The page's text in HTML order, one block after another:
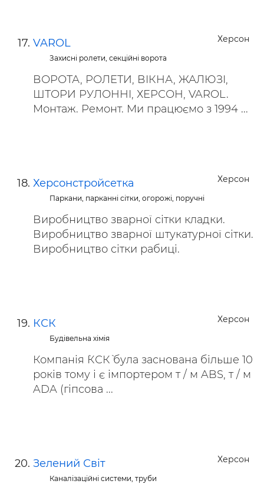
Херсон
VAROL
Захисні ролети, секційні ворота
ВОРОТА, РОЛЕТИ, ВІКНА, ЖАЛЮЗІ,
ШТОРИ РУЛОННІ, ХЕРСОН, VAROL.
Монтаж. Ремонт. Ми працюємо з 1994 ...
Херсон
Херсонстройсетка
Паркани, парканні сітки, огорожі, поручні
Виробництво зварної сітки кладки.
Виробництво зварної штукатурної сітки.
Виробництво сітки рабиці.
Херсон
КСК
Будівельна хімія
Компанія `КСК` була заснована більше 10
років тому і є імпортером т / м ABS, т / м
ADA (гіпсова ...
Херсон
Зелений Світ
Каналізаційні системи, труби